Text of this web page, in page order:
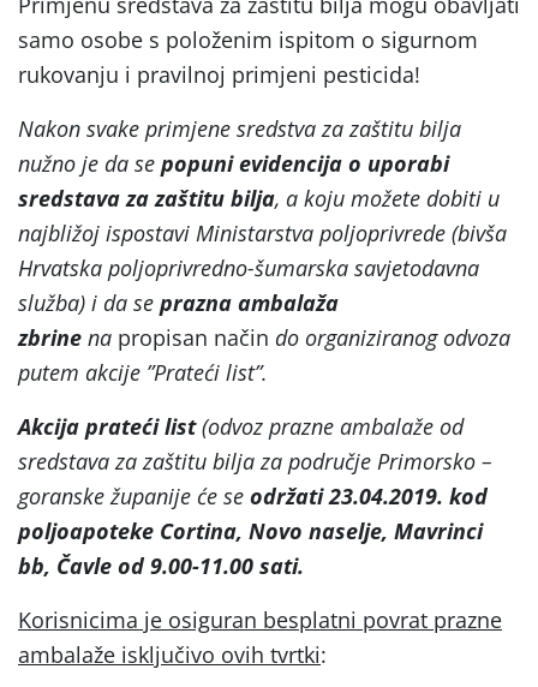
samo osobe s položenim ispitom o sigurnom
rukovanju i pravilnoj primjeni pesticida!
Nakon svake primjene sredstva za zaštitu bilja
nužno je da se popuni evidencija o uporabi
sredstava za zaštitu bilja, a koju možete dobiti u
najbližoj ispostavi Ministarstva poljoprivrede (bivša
Hrvatska poljoprivredno-šumarska savjetodavna
služba) i da se prazna ambalaža
zbrine na propisan način do organiziranog odvoza
putem akcije ”Prateći list”.
Akcija prateći list(odvoz prazne ambalaže od
sredstava za zaštitu bilja za područje Primorsko –
goranske županije će se održati 23.04.2019. kod
poljoapoteke Cortina, Novo naselje, Mavrinci
bb, Čavle od 9.00-11.00 sati.
Korisnicima je osiguran besplatni povrat prazne
ambalaže isključivo ovih tvrtki: